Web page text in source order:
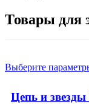
Товары для
Выберите
Цепь и